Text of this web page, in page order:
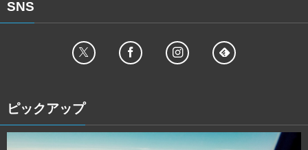
SNS
ピックアップ